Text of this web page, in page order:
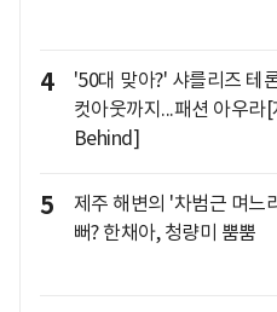
4
'50대 맞아?' 샤를리즈 테
컷아웃까지...패션 아우라
Behind]
5
제주 해변의 '차범근 며느
뻐? 한채아, 청량미 뿜뿜